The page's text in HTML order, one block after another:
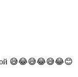
😅😂😅😂😅😂😊